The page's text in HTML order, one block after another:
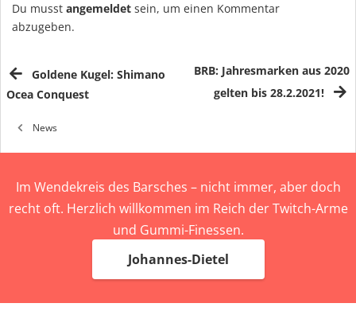
Du musst angemeldet sein, um einen Kommentar
abzugeben.
Goldene Kugel: Shimano
Ocea Conquest
BRB: Jahresmarken aus 2020
gelten bis 28.2.2021!
News
Im Wendekreis des Barsches – nicht immer, aber doch
recht oft. Herzlich willkommen im Reich der Twitch-Arme
und Gummi-Finessen.
Johannes-Dietel